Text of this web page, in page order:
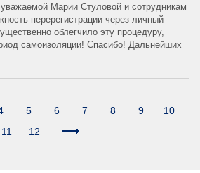
уважаемой Марии Стуловой и сотрудникам
перерегистрации через личный
облегчило эту процедуру,
самоизоляции! Спасибо! Дальнейших
5 6 7 8 9
10
11
12